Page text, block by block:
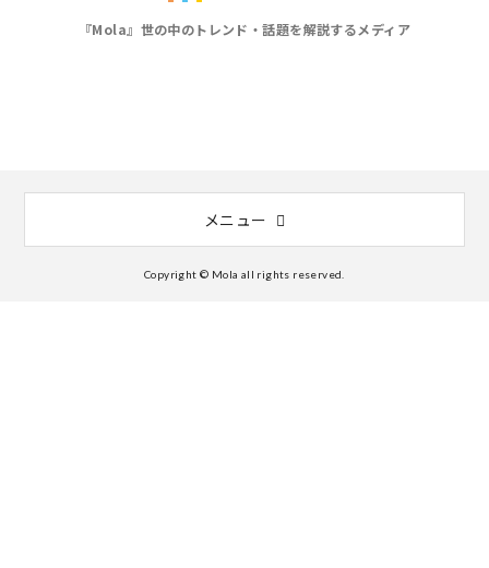
『Mola』世の中のトレンド・話題を解説するメディア
メニュー
Copyright © Mola all rights reserved.